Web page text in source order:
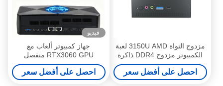
مزدوج النواة 3150U AMD لعبة
الكمبيوتر مزدوج DDR4 ذاكرة
الوصول العشوائي Win10 11
للمكتب المنزلي
احصل على أفضل سعر
فيديو
جهاز كمبيوتر ألعاب مع
RTX3060 GPU منفصل
احصل على أفضل سعر